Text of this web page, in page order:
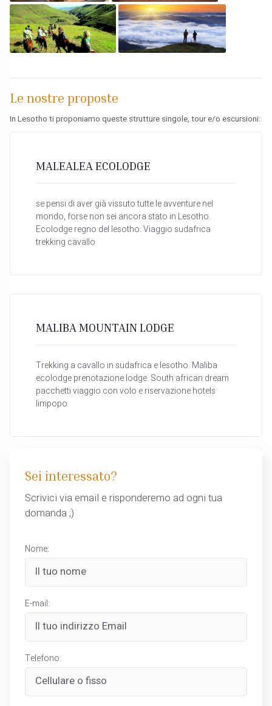
Le nostre proposte
In Lesotho ti proponiamo queste strutture singole, tour e/o escursioni:
MALEALEA ECOLODGE
se pensi di aver già vissuto tutte le avventure nel
mondo, forse non sei ancora stato in Lesotho.
Ecolodge regno del lesotho. Viaggio sudafrica
trekking cavallo
MALIBA MOUNTAIN LODGE
Trekking a cavallo in sudafrica e lesotho. Maliba
ecolodge prenotazione lodge. South african dream
pacchetti viaggio con volo e riservazione hotels
limpopo
Sei interessato?
Scrivici via email e risponderemo ad ogni tua
domanda ;)
Nome:
E-mail:
Telefono: